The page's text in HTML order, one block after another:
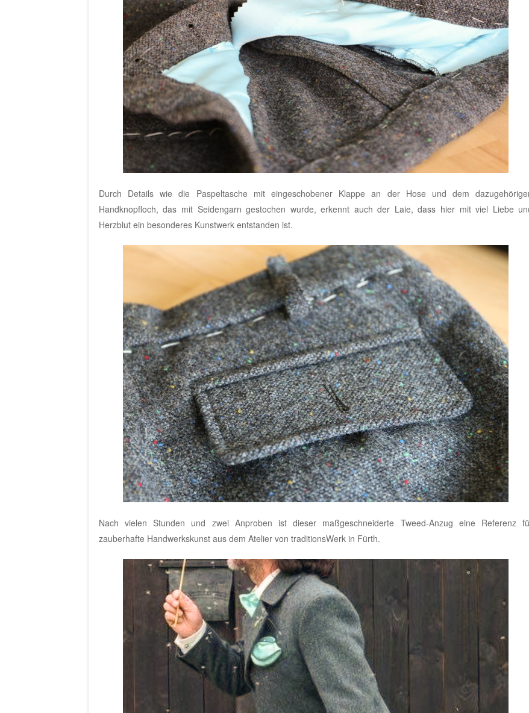
Durch Details wie die Paspeltasche mit eingeschobener Klappe an der Hose und dem
Handknopfloch, das mit Seidengarn gestochen wurde, erkennt auch der Laie, dass hier mit viel Liebe
Herzblut ein besonderes Kunstwerk entstanden ist.
Nach vielen Stunden und zwei Anproben ist dieser maßgeschneiderte Tweed-Anzug eine Referenz
zauberhafte Handwerkskunst aus dem Atelier von traditionsWerk in Fürth.